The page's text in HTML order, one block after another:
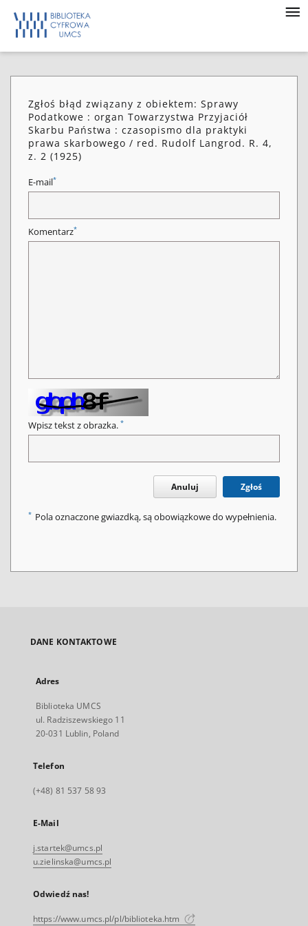
Zgłoś błąd związany z obiektem: Sprawy
Podatkowe : organ Towarzystwa Przyjaciół
Skarbu Państwa : czasopismo dla praktyki
prawa skarbowego / red. Rudolf Langrod. R. 4,
z. 2 (1925)
E-mail*
Komentarz*
Wpisz tekst z obrazka. *
Anuluj Zgłoś
* Pola oznaczone gwiazdką, są obowiązkowe do wypełnienia.
DANE KONTAKTOWE
Adres
Biblioteka UMCS
ul. Radziszewskiego 11
20-031 Lublin, Poland
Telefon
(+48) 81 537 58 93
E-Mail
j.startek@umcs.pl
u.zielinska@umcs.pl
Odwiedź nas!
https://www.umcs.pl/pl/biblioteka.htm